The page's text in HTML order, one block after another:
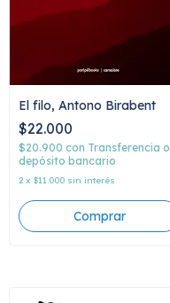
El filo, Antono Birabent
$22.000
$20.900 con Transferencia o
depósito bancario
2 x $11.000 sin interés